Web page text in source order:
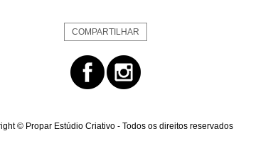
COMPARTILHAR
© Propar Estúdio Criativo - Todos os direitos reservados